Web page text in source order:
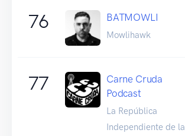
76 BATMOWLI
Mowlihawk
77
Carne Cruda
Podcast
La República
Independiente de la